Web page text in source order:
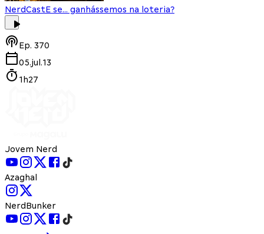
NerdCastE se... ganhássemos na loteria?
Ep. 370
05.jul.13
1h27
Jovem Nerd
Azaghal
NerdBunker